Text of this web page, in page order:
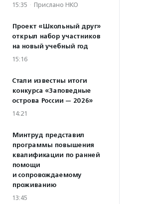
15:35 · Прислано НКО
Проект «Школьный друг»
открыл набор участников
на новый учебный год
15:16
Стали известны итоги
конкурса «Заповедные
острова России — 2026»
14:21
Минтруд представил
программы повышения
квалификации по ранней
помощи
и сопровождаемому
проживанию
13:45